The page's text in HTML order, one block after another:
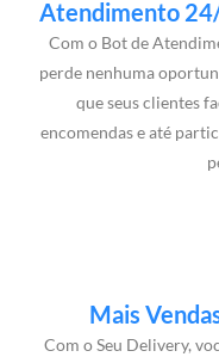
Atendimento
Com o Bot de
perde nenhuma
que seus clientes
encomendas e até
Mais
Com o Seu Delivery,